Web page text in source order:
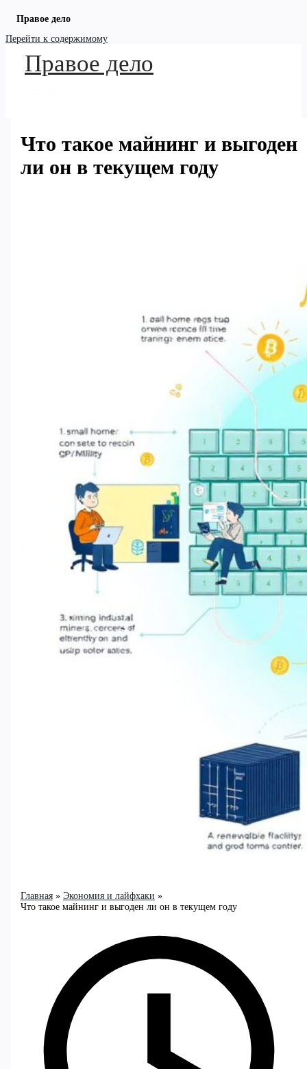
Правое дело
Перейти к содержимому
Правое дело
Что такое майнинг и выгоден
ли он в текущем году
Главная
Экономия и лайфхаки
Что такое майнинг и выгоден ли он в текущем году